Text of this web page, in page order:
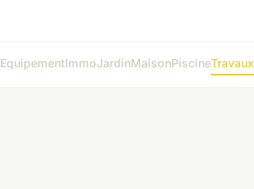
EquipementImmoJardinMaisonPiscineTravaux